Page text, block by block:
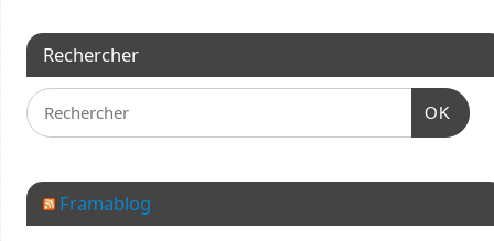
Rechercher
OK
Framablog